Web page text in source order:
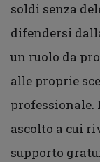
soldi senza
difendersi
un ruolo da
alle proprie
professionale.
ascolto a cui
supporto